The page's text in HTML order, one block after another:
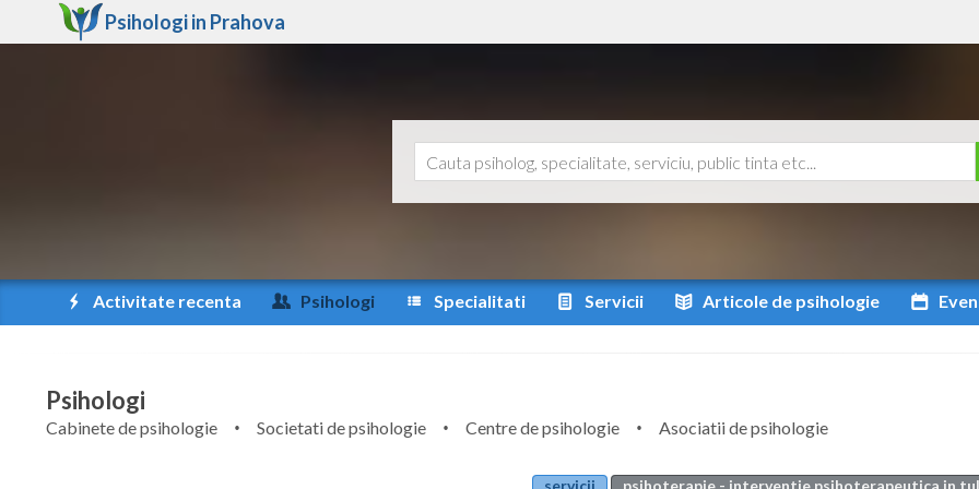
Psihologi in Prahova
Activitate recenta Psihologi Specialitati Servicii Articole de psihologie
Psihologi
Cabinete de psihologie Societati de psihologie Centre de psihologie
Asociatii de psihologie
servicii psihoterapie - interventie psihoterapeutica in